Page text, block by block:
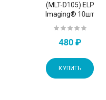
(MLT-D105) ELP
Imaging® 10шт
480 ₽
КУПИТЬ